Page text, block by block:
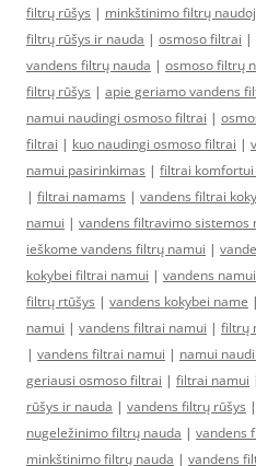
filtrų rūšys | minkštinimo filtrų
filtrų rūšys ir nauda | osmoso filtrai |
vandens filtrų nauda | osmoso filtrų
filtrų rūšys | apie geriamo vandens
namui naudingi osmoso filtrai |
filtrai | kuo naudingi osmoso filtrai |
namui pasirinkimas | filtrai komfortui
| filtrai namams | vandens filtrai
namui | vandens filtravimo sistemos
ieškome vandens filtrų namui |
kokybei filtrai namui | vandens
filtrų rtūšys | vandens kokybei name |
namui | vandens filtrai namui | filtrų
| vandens filtrai namui | namui
geriausi osmoso filtrai | filtrai namui
rūšys ir nauda | vandens filtrų rūšys |
nugeležinimo filtrų nauda | vandens
minkštinimo filtrų nauda | vandens